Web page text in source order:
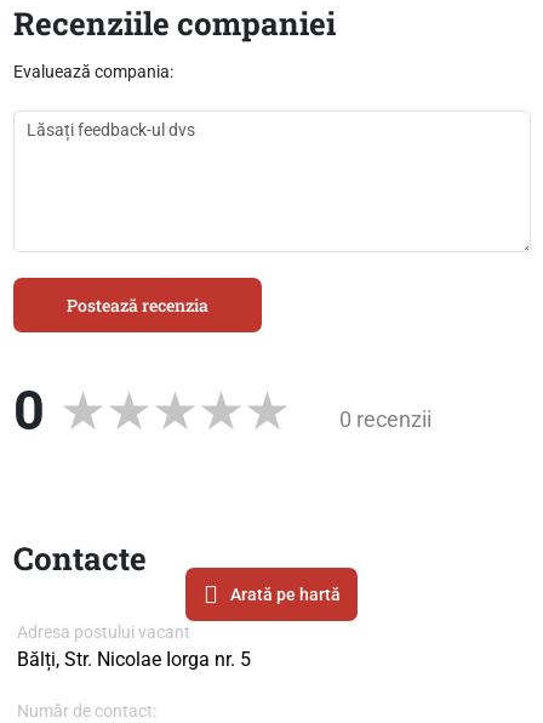
Recenziile companiei
Evaluează compania:
Postează recenzia
0 0 recenzii
Contacte
Arată pe hartă
Adresa postului vacant
Bălți, Str. Nicolae Iorga nr. 5
Număr de contact: